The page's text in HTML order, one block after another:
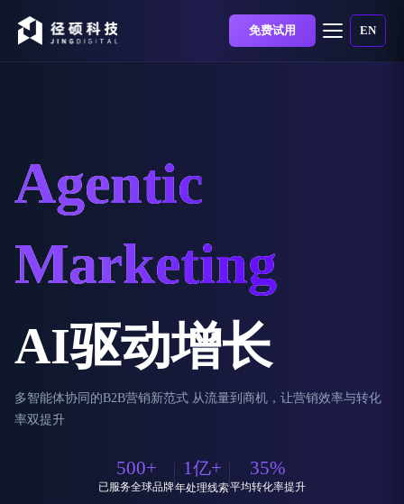
免费试用 EN
Agentic
Marketing
AI驱动增长
多智能体协同的B2B营销新范式 从流量到商机，让营销效率与转化
率双提升
500+
已服务全球品牌
1亿+
年处理线索
35%
平均转化率提升